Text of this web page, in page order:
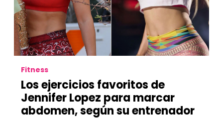
Fitness
Los ejercicios favoritos de
Jennifer Lopez para marcar
abdomen, según su entrenador